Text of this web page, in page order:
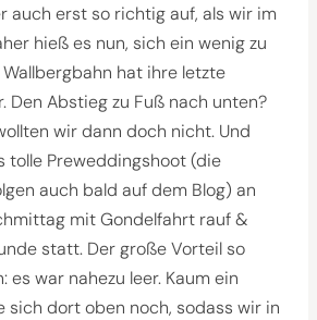
auch erst so richtig auf, als wir im
hieß es nun, sich ein wenig zu
hat ihre letzte
Den Abstieg zu Fuß nach unten?
wir dann doch nicht. Und
tolle Preweddingshoot (die
auch bald auf dem Blog) an
mit Gondelfahrt rauf &
statt. Der große Vorteil so
es war nahezu leer. Kaum ein
sich dort oben noch, sodass wir in